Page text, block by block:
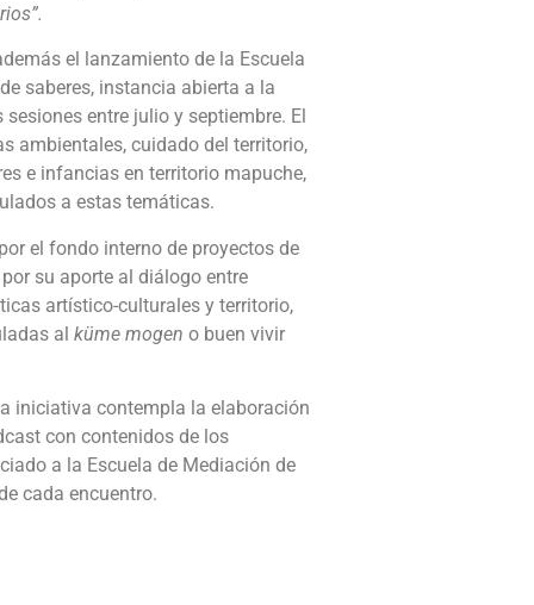
el lanzamiento de la Escuela
saberes, instancia abierta a la
entre julio y septiembre. El
ambientales, cuidado del territorio,
e infancias en territorio mapuche,
a estas temáticas.
el fondo interno de proyectos de
por su aporte al diálogo entre
artístico-culturales y territorio,
al küme mogen o buen vivir
iniciativa contempla la elaboración
con contenidos de los
a la Escuela de Mediación de
cada encuentro.